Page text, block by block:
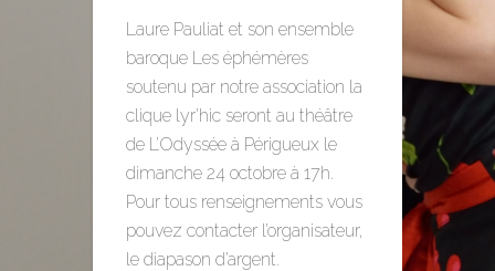
Laure Pauliat et son ensemble
baroque Les éphémères
soutenu par notre association la
clique lyr’hic seront au théâtre
de L’Odyssée à Périgueux le
dimanche 24 octobre à 17h.
Pour tous renseignements vous
pouvez contacter l’organisateur,
le diapason d’argent.